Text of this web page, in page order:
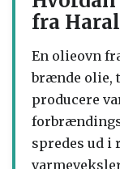
fra
En olieovn
brænde olie,
producere
spredes ud i